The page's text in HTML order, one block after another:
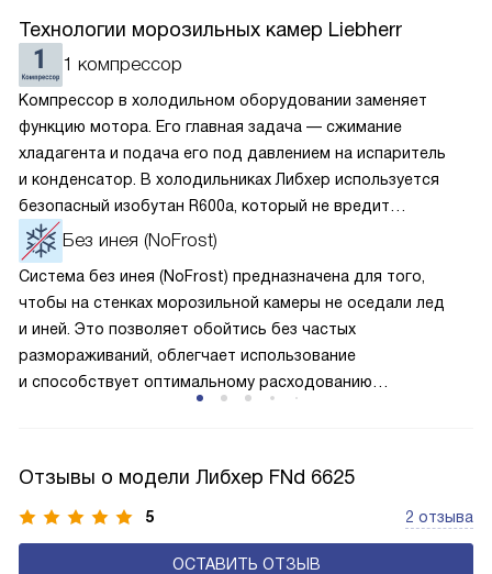
Технологии морозильных камер Liebherr
1 компрессор
Компрессор в холодильном оборудовании заменяет
функцию мотора. Его главная задача — сжимание
хладагента и подача его под давлением на испаритель
и конденсатор. В холодильниках Либхер используется
безопасный изобутан R600a, который не вредит
окружающей среде. Компрессор перегоняет его
по охладительному контуру по принципу насоса. Чем
лучше работает «мотор» прибора, тем качественнее
и быстрее происходит охлаждение, затрачивается
меньше электроэнергии.
Без инея (NoFrost)
Система без инея (NoFrost) предназначена для того,
чтобы на стенках морозильной камеры не оседали лед
и иней. Это позволяет обойтись без частых
размораживаний, облегчает использование
и способствует оптимальному расходованию
камеры.
Отзывы о модели Либхер FNd 6625
5 2 отзыва
ОСТАВИТЬ ОТЗЫВ